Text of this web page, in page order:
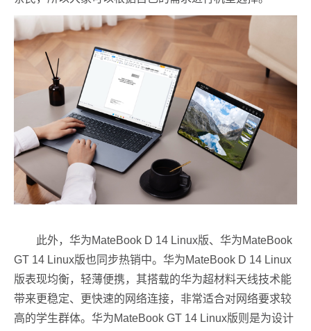
此外，华为MateBook D 14 Linux版、华为MateBook
GT 14 Linux版也同步热销中。华为MateBook D 14 Linux
版表现均衡，轻薄便携，其搭载的华为超材料天线技术能
带来更稳定、更快速的网络连接，非常适合对网络要求较
高的学生群体。华为MateBook GT 14 Linux版则是为设计